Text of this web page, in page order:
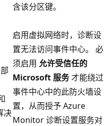
决
含该分区键。
启用虚拟网络时，诊断设
置无法访问事件中心。 必
须启用 允许受信任的
Microsoft 服务才能绕过
事件中心中的此防火墙设
置，从而授予 Azure
Monitor 诊断设置服务对